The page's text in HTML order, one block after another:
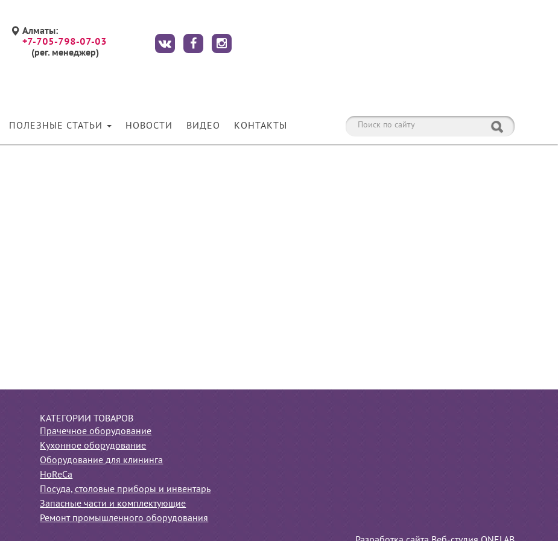
Алматы:
+7-705-798-07-03
(рег. менеджер)
ПОЛЕЗНЫЕ СТАТЬИ НОВОСТИ ВИДЕО КОНТАКТЫ
КАТЕГОРИИ ТОВАРОВ
Прачечное оборудование
Кухонное оборудование
Оборудование для клининга
HoReCa
Посуда, столовые приборы и инвентарь
Запасные части и комплектующие
Ремонт промышленного оборудования